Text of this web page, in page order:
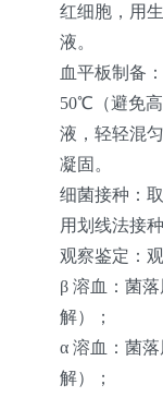
红细胞，用
液。
血平板制备
50℃（避免
液，轻轻混
凝固。
细菌接种 ：
用划线法接
观察鉴定 ：
β 溶血：菌
解）；
α 溶血：菌
解）；